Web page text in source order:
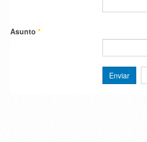
Asunto *
Enviar